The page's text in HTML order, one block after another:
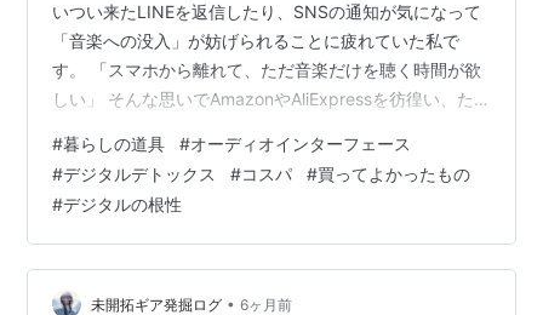
いつい来たLINEを返信したり、SNSの通知が気になって
「音楽への没入」が妨げられることに疲れていた私で
す。 「スマホから離れて、ただ音楽だけを聴く時間が欲
しい」 そんな思いでAmazonやAliExpressを彷徨い、た
M30でした。SONYのウォークマンは高すぎて手が出な
いけれど、これなら約7,000円。失敗しても許せる価格で
す。 今回は、この「あえて不便な」音楽プレーヤーを取
り入れたことで、生活がどう変わったのか。そして、安
物買いの銭失いにならなかったのか。主婦目線、生活者
目線でシビア…
#暮らしの道具 #オーディオインターフェース
#デジタルデトックス #コスパ #買ってよかったもの
#デジタルの根性
未開拓ギア発掘ログ • 6ヶ月前